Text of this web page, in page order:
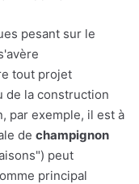
pesant sur le
tout projet
de la construction
par exemple, il est à
de champignon
peut
principal